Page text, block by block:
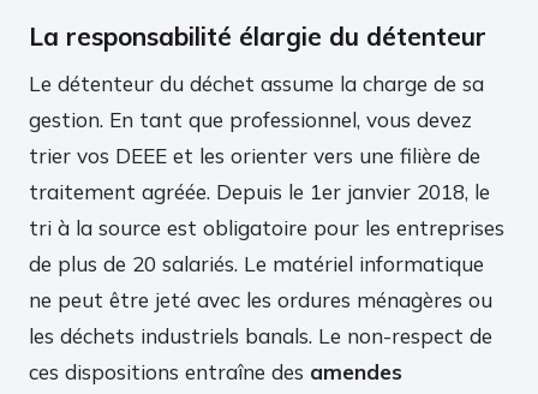
La responsabilité élargie du détenteur
Le détenteur du déchet assume la charge de sa
gestion. En tant que professionnel, vous devez
trier vos DEEE et les orienter vers une filière de
traitement agréée. Depuis le 1er janvier 2018, le
tri à la source est obligatoire pour les entreprises
de plus de 20 salariés. Le matériel informatique
ne peut être jeté avec les ordures ménagères ou
les déchets industriels banals. Le non-respect de
ces dispositions entraîne des amendes